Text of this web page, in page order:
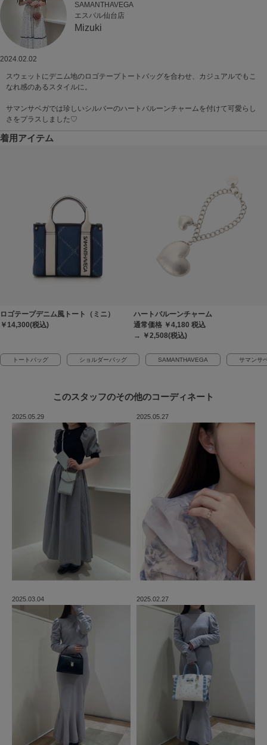
SAMANTHAVEGA
エスパル仙台店
Mizuki
2024.02.02
スウェットにデニム地のロゴテープトートバッグを合わせ、カジュアルでもこ
なれ感のあるスタイルに。
サマンサベガでは珍しいシルバーのハートバルーンチャームを付けて可愛らし
さをプラスしました♡
着用アイテム
ロゴテープデニム風トート（ミニ）
￥14,300(税込)
ハートバルーンチャーム
通常価格 ￥4,180 税込
→ ￥2,508(税込)
トートバッグ ショルダーバッグ SAMANTHAVEGA サマンサ
このスタッフのその他のコーディネート
2025.05.29 2025.05.27
2025.03.04 2025.02.27